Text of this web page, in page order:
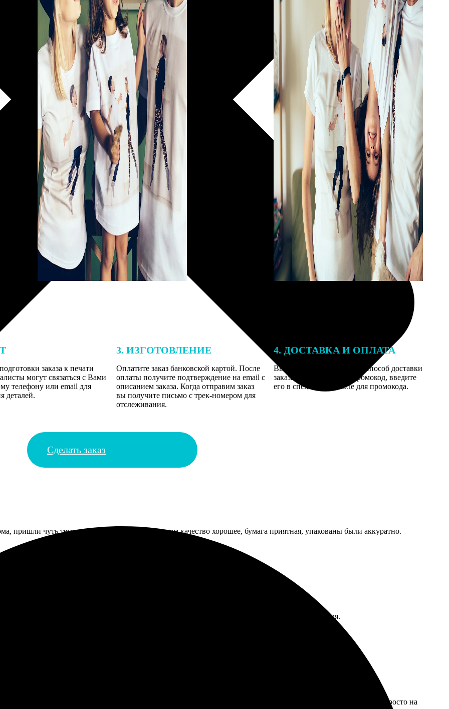
заказа к печати
могут связаться с Вами
телефону или email для
деталей.
3. ИЗГОТОВЛЕНИЕ
Оплатите заказ банковской картой. После
оплаты получите подтверждение на email с
описанием заказа. Когда отправим заказ
вы получите письмо с трек-номером для
отслеживания.
4. ДОСТАВКА И ОПЛАТА
Введите адрес и выберите способ доставки
заказа. Если у вас есть промокод, введите
его в специальное поле для промокода.
Сделать заказ
пришли чуть темнее, чем на экране. Но в целом качество хорошее, бумага приятная, упакованы были аккуратно.
без потери качества, клетки четкие. Она сказала, лучший подарок за последнее время.
футболок с фото. Заказал через сайт, всё просто и удобно. Выбор дизайна был отличный, а качество печати просто на